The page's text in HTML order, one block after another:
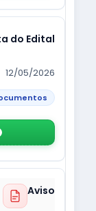
do Edital
12/05/2026
Aviso